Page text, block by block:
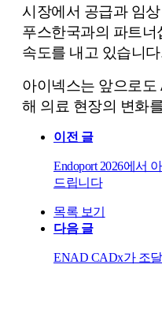
시장에서 공급과 임
푸스한국과의 파트너
속도를 내고 있습니
아이넥스는 앞으로도
해 의료 현장의 변화
이전 글
Endoport 2026에서
드립니다
목록 보기
다음 글
ENAD CADx가 조